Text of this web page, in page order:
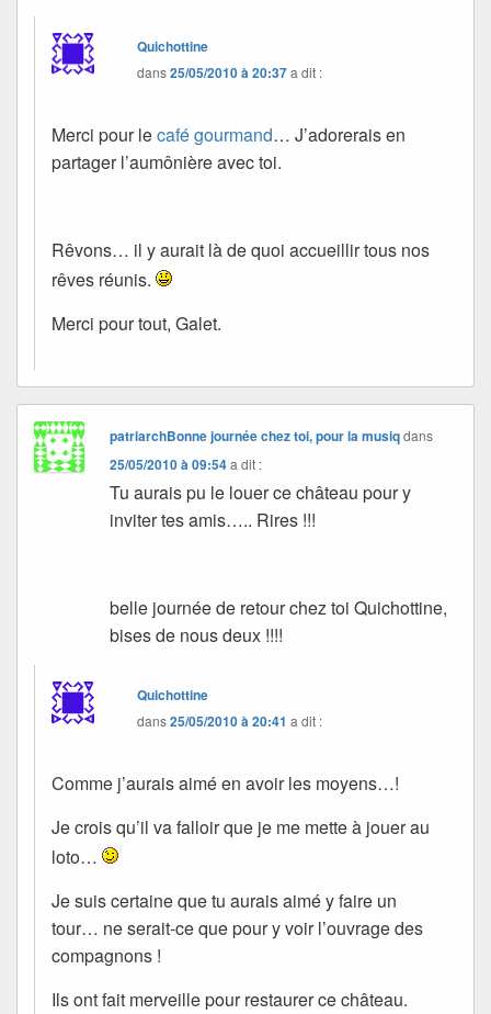
Quichottine
dans25/05/2010 à 20:37a dit :
Merci pour lecafé gourmand… J’adorerais en
partager l’aumônière avec toi.
Rêvons… il y aurait là de quoi accueillir tous nos
rêves réunis.
Merci pour tout, Galet.
patriarchBonne journée chez toi, pour la musiqdans
25/05/2010 à 09:54 a dit :
Tu aurais pu le louer ce château pour y
inviter tes amis….. Rires !!!
belle journée de retour chez toi Quichottine,
bises de nous deux !!!!
Quichottine
dans25/05/2010 à 20:41 a dit :
Comme j’aurais aimé en avoir les moyens…!
Je crois qu’il va falloir que je me mette à jouer au
loto…
Je suis certaine que tu aurais aimé y faire un
tour… ne serait-ce que pour y voir l’ouvrage des
compagnons !
Ils ont fait merveille pour restaurer ce château.